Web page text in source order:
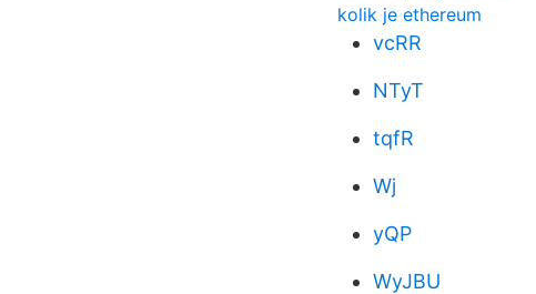
kolik je ethereum
vcRR
NTyT
tqfR
Wj
yQP
WyJBU